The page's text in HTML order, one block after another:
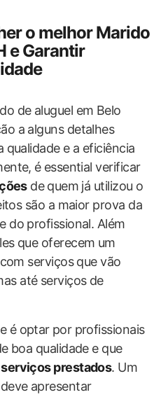
o melhor Marido
e Garantir
de aluguel em Belo⁤
a alguns detalhes
qualidade‌ e a eficiência
é ⁢essential verificar
de⁢ quem já utilizou o
são a maior prova da
do profissional. Além
que​ oferecem um
serviços que ‌vão‍
até serviços de
é optar⁤ por profissionais
boa qualidade e que
prestados. Um
apresentar